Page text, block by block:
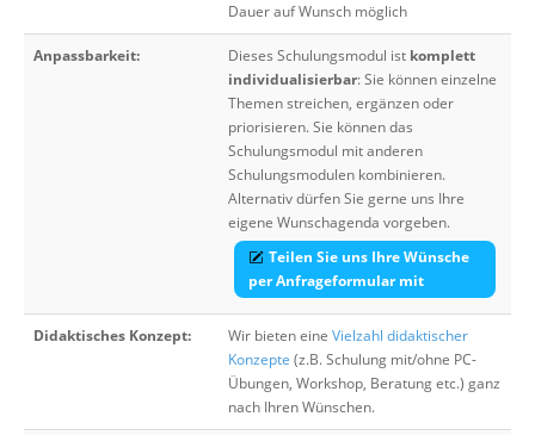
Dauer auf Wunsch möglich
Anpassbarkeit: Dieses Schulungsmodul ist komplett
individualisierbar: Sie können einzelne
Themen streichen, ergänzen oder
priorisieren. Sie können das
Schulungsmodul mit anderen
Schulungsmodulen kombinieren.
Alternativ dürfen Sie gerne uns Ihre
eigene Wunschagenda vorgeben.
Teilen Sie uns Ihre Wünsche
per Anfrageformular mit
Didaktisches Konzept: Wir bieten eine Vielzahl didaktischer
Konzepte (z.B. Schulung mit/ohne PC-
Übungen, Workshop, Beratung etc.) ganz
nach Ihren Wünschen.